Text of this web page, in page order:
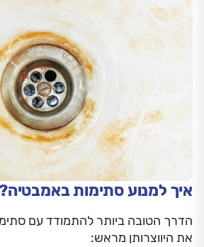
איך למנוע סתימות
הדרך הטובה ביותר להתמודד עם
את היווצרותן מראש: